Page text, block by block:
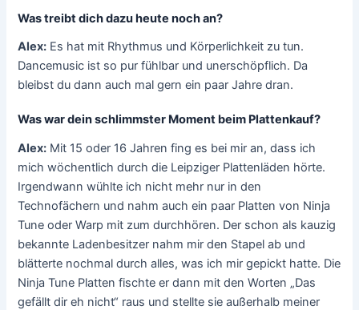
Was treibt dich dazu heute noch an?
Alex: Es hat mit Rhythmus und Körperlichkeit zu tun.
Dancemusic ist so pur fühlbar und unerschöpflich. Da
bleibst du dann auch mal gern ein paar Jahre dran.
Was war dein schlimmster Moment beim Plattenkauf?
Alex: Mit 15 oder 16 Jahren fing es bei mir an, dass ich
mich wöchentlich durch die Leipziger Plattenläden hörte.
Irgendwann wühlte ich nicht mehr nur in den
Technofächern und nahm auch ein paar Platten von Ninja
Tune oder Warp mit zum durchhören. Der schon als kauzig
bekannte Ladenbesitzer nahm mir den Stapel ab und
blätterte nochmal durch alles, was ich mir gepickt hatte. Die
Ninja Tune Platten fischte er dann mit den Worten „Das
gefällt dir eh nicht“ raus und stellte sie außerhalb meiner